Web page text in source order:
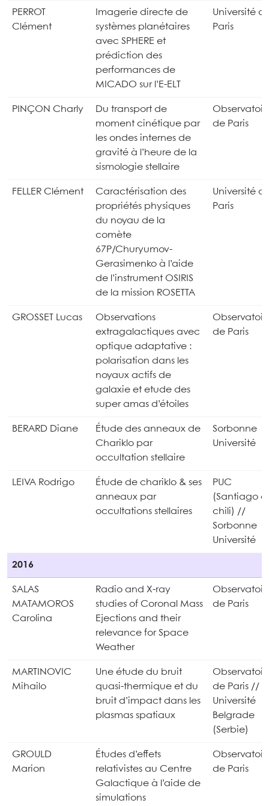
PERROT
Clément
Imagerie directe de
systèmes planétaires
avec SPHERE et
prédiction des
performances de
MICADO sur l’E-ELT
Université
Paris
PINÇON Charly
Du transport de
moment cinétique par
les ondes internes de
gravité à l’heure de la
sismologie stellaire
de Paris
FELLER Clément
Caractérisation des
propriétés physiques
du noyau de la
comète
67P/Churyumov-
Gerasimenko à l’aide
de l’instrument OSIRIS
de la mission ROSETTA
Université
Paris
GROSSET Lucas
Observations
extragalactiques avec
optique adaptative :
polarisation dans les
noyaux actifs de
galaxie et etude des
super amas d’étoiles
de Paris
BERARD Diane
Étude des anneaux de
Chariklo par
occultation stellaire
Sorbonne
Université
LEIVA Rodrigo
Étude de chariklo & ses
anneaux par
occultations stellaires
PUC
(Santiago
chili) //
Sorbonne
Université
2016
SALAS
MATAMOROS
Carolina
Radio and X-ray
studies of Coronal Mass
Ejections and their
relevance for Space
Weather
de Paris
MARTINOVIC
Mihailo
Une étude du bruit
quasi-thermique et du
bruit d’impact dans les
plasmas spatiaux
de Paris //
Université
Belgrade
(Serbie)
GROULD
Marion
Études d’effets
relativistes au Centre
Galactique à l’aide de
simulations
de Paris